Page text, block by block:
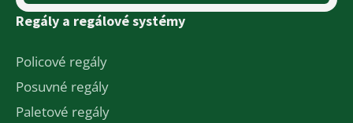
Regály a regálové systémy
Policové regály
Posuvné regály
Paletové regály